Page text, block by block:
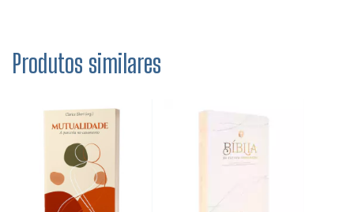
Produtos similares